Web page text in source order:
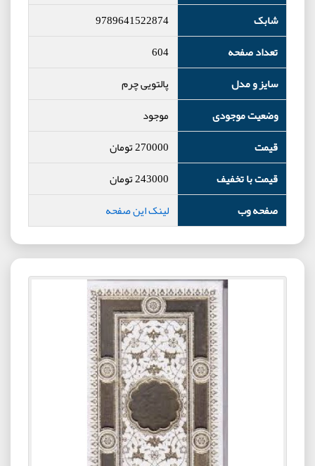
شابک
9789641522874
تعداد صفحه
604
سایز و مدل
پالتویی چرم
وضعیت موجودی
موجود
قیمت
270000تومان
قیمت با تخفیف
243000تومان
صفحه وب
لینک این صفحه